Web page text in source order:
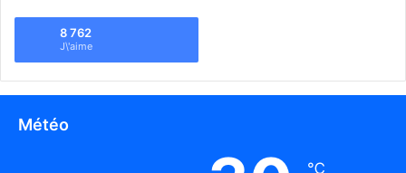
8 762
J\'aime
Météo
℃